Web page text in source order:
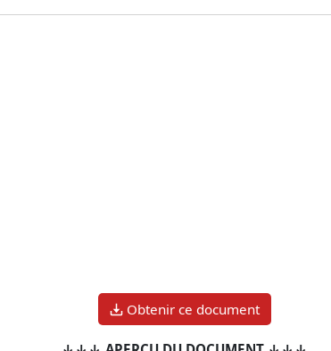
Obtenir ce document